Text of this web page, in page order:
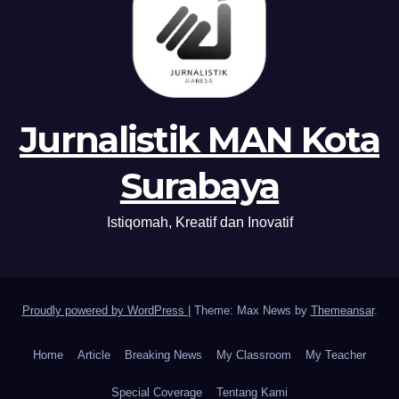
Jurnalistik MAN Kota
Surabaya
Istiqomah, Kreatif dan Inovatif
Proudly powered by WordPress Theme: Max News by Themeansar.
Home Article Breaking News My Classroom My Teacher
Special Coverage Tentang Kami